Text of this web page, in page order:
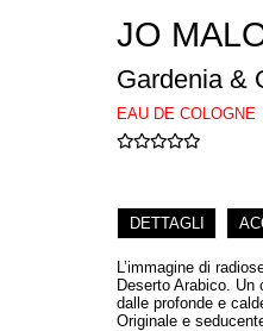
JO
Gardenia &
EAU DE COLOGNE
DETTAGLI
L’immagine di
Deserto Arabico.
dalle profonde e
Originale e